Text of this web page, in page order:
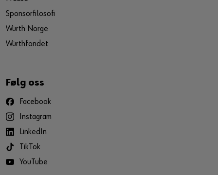
Sponsorfilosofi
Würth Norge
Würthfondet
Følg oss
Facebook
Instagram
LinkedIn
TikTok
YouTube